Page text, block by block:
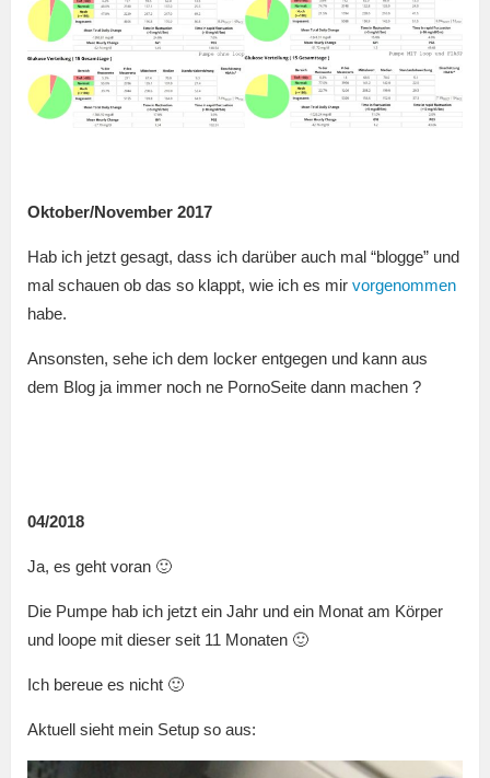
Oktober/November 2017
Hab ich jetzt gesagt, dass ich darüber auch mal “blogge” und
mal schauen ob das so klappt, wie ich es mir vorgenommen
habe.
Ansonsten, sehe ich dem locker entgegen und kann aus
dem Blog ja immer noch ne PornoSeite dann machen ?
04/2018
Ja, es geht voran 🙂
Die Pumpe hab ich jetzt ein Jahr und ein Monat am Körper
und loope mit dieser seit 11 Monaten 🙂
Ich bereue es nicht 🙂
Aktuell sieht mein Setup so aus: